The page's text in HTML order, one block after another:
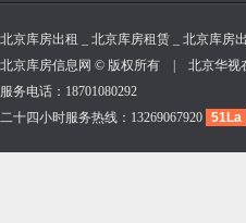
北京库房出租 _ 北京库房租赁 _ 北京库房
北京库房信息网 © 版权所有 | 北京华
服务电话：18701080292
二十四小时服务热线：13269067920 51La